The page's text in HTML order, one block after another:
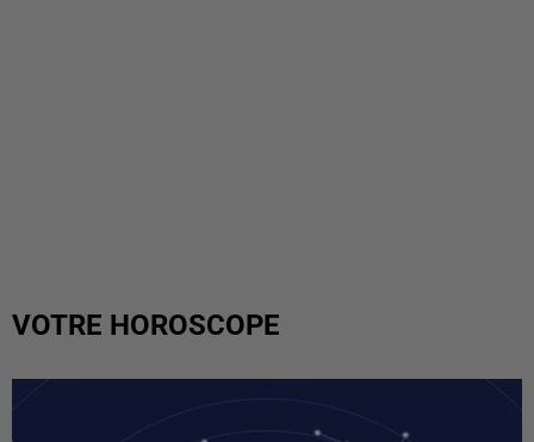
VOTRE HOROSCOPE